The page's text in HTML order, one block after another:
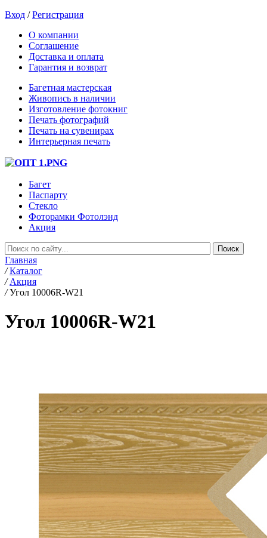
Вход /Регистрация
О компании
Соглашение
Доставка и оплата
Гарантия и возврат
Багетная мастерская
Живопись в наличии
Изготовление фотокниг
Печать фотографий
Печать на сувенирах
Интерьерная печать
Багет
Паспарту
Стекло
Фоторамки Фотолэнд
Акция
Главная
/ Каталог
/ Акция
/ Угол 10006R-W21
Угол 10006R-W21